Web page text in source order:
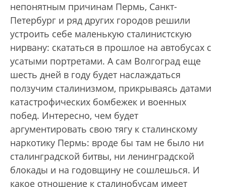
непонятным причинам Пермь, Санкт-
Петербург и ряд других городов решили
устроить себе маленькую сталинистскую
нирвану: скататься в прошлое на автобусах с
усатыми портретами. А сам Волгоград еще
шесть дней в году будет наслаждаться
ползучим сталинизмом, прикрываясь датами
катастрофических бомбежек и военных
побед. Интересно, чем будет
аргументировать свою тягу к сталинскому
наркотику Пермь: вроде бы там не было ни
сталинградской битвы, ни ленинградской
блокады и на годовщину не сошлешься. И
какое отношение к сталинобусам имеет